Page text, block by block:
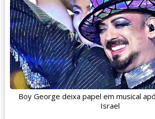
Boy George deixa papel em musical
Israel